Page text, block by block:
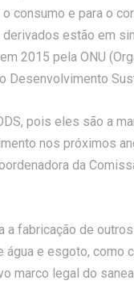
consumo e para o
estão em
2015 pela ONU
Desenvolvimento
pois eles são a
nos próximos
da
fabricação de
e esgoto, como
marco legal do